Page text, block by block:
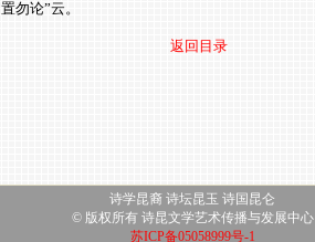
置勿论”云。
返回目录
诗学昆裔 诗坛昆玉 诗国昆仑
© 版权所有 诗昆文学艺术传播与发展中心
苏ICP备05058999号-1